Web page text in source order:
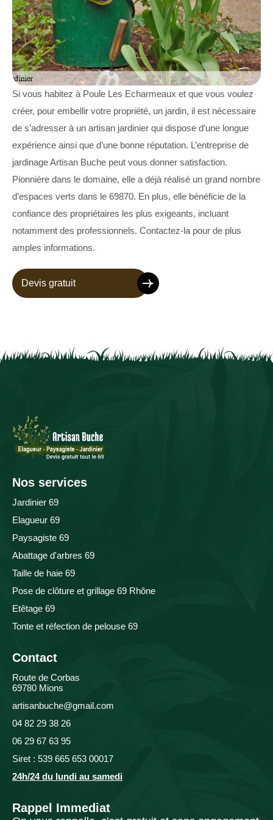
Si vous habitez à Poule Les Echarmeaux et que vous voulez
créer, pour embellir votre propriété, un jardin, il est nécessaire
de s’adresser à un artisan jardinier qui dispose d’une longue
expérience ainsi que d’une bonne réputation. L’entreprise de
jardinage Artisan Buche peut vous donner satisfaction.
Pionnière dans le domaine, elle a déjà réalisé un grand nombre
d’espaces verts dans le 69870. En plus, elle bénéficie de la
confiance des propriétaires les plus exigeants, incluant
notamment des professionnels. Contactez-la pour de plus
amples informations.
Devis gratuit
Nos services
Jardinier 69
Elagueur 69
Paysagiste 69
Abattage d'arbres 69
Taille de haie 69
Pose de clôture et grillage 69 Rhône
Etêtage 69
Tonte et réfection de pelouse 69
Contact
Route de Corbas
69780 Mions
artisanbuche@gmail.com
04 82 29 38 26
06 29 67 63 95
Siret : 539 665 653 00017
24h/24 du lundi au samedi
Rappel Immediat